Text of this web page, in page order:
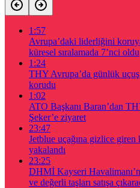
1:57
Avrupa’daki liderliğini
küresel sıralamada 7’nci oldu
1:24
THY Avrupa’da günlük uçuş
korudu
1:02
ATO Başkanı Baran’dan
Şeker’e ziyaret
23:47
Jetblue uçağına gizlice giren
yakalandı
23:25
DHMİ Kayseri
ve değerli taşları satışa